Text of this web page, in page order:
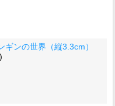
ギンの世界（縦3.3cm）